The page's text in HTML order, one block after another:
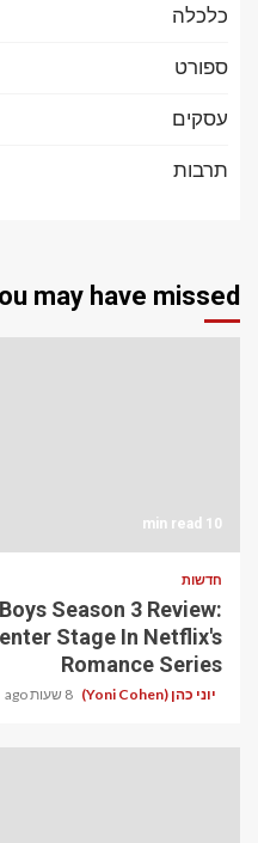
כלכלה
ספורט
עסקים
תרבות
may have missed
10 min read
חדשות
Season 3 Review:
Stage In Netflix's
Romance Series
יוני כהן (Yoni Cohen) 8 שעות ago